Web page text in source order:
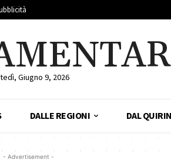
Giugno 9, 2026
DALLE REGIONI DAL
- Advertisement -